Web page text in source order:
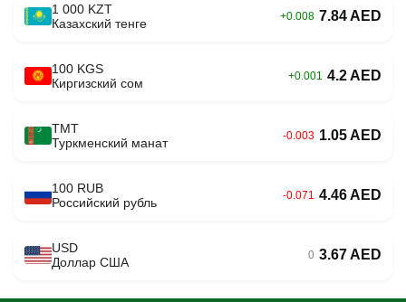
1 000 KZT
Казахский тенге
+0.008 7.84 AED
100 KGS
Киргизский сом
+0.001 4.2 AED
TMT
Туркменский манат
-0.003 1.05 AED
100 RUB
Российский рубль
-0.071 4.46 AED
USD
Доллар США
0 3.67 AED